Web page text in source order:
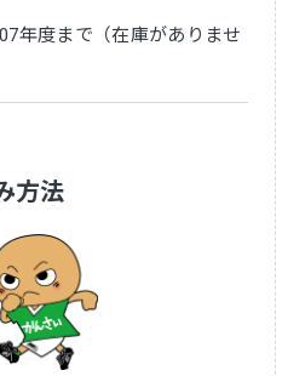
年度まで（在庫がありませ
方法